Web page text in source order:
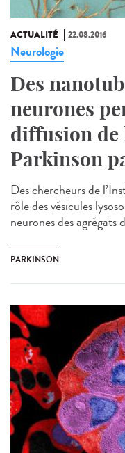
ACTUALITÉ 22.08.2016
Neurologie
Des
neurones
diffusion de
Parkinson
Des chercheurs de
rôle des vésicules
neurones des agrégats
PARKINSON